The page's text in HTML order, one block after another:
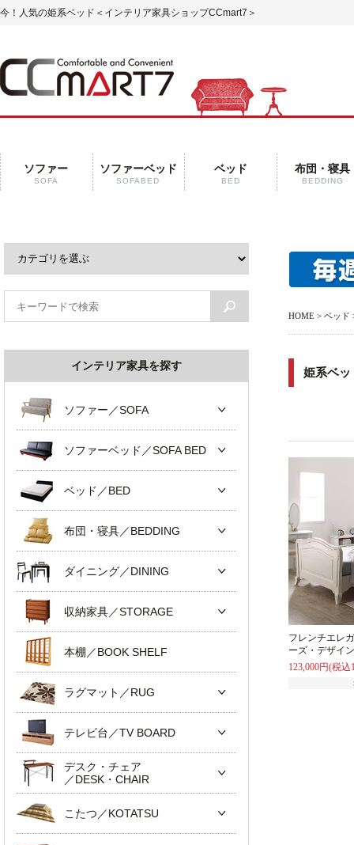
今！人気の姫系ベッド ＜インテリア家具ショップCCmart7＞
ソファー
SOFA
ソファーベッド
SOFABED
ベッド
BED
布団・寝具
BEDDING
HOME > ベッド
姫系ベッ
フレンチエレ
ーズ・デザイ
123,000円(税込
インテリア家具を探す
ソファー／SOFA
ソファーベッド／SOFA BED
ベッド／BED
布団・寝具／BEDDING
ダイニング／DINING
収納家具／STORAGE
本棚／BOOK SHELF
ラグマット／RUG
テレビ台／TV BOARD
デスク・チェア
／DESK・CHAIR
こたつ／KOTATSU